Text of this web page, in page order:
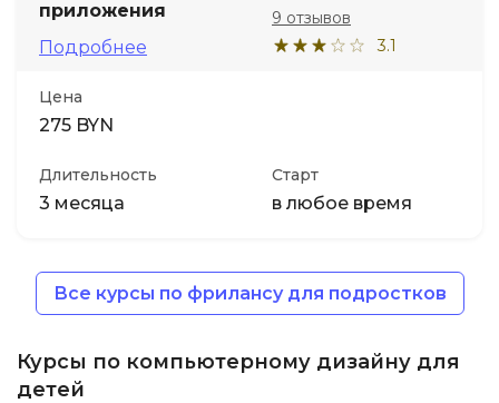
приложения
Подробнее
3.1
9 отзывов
Цена
275 BYN
Длительность
3 месяца
Старт
в любое время
Все курсы по фрилансу для подростков
Курсы по компьютерному дизайну для
детей